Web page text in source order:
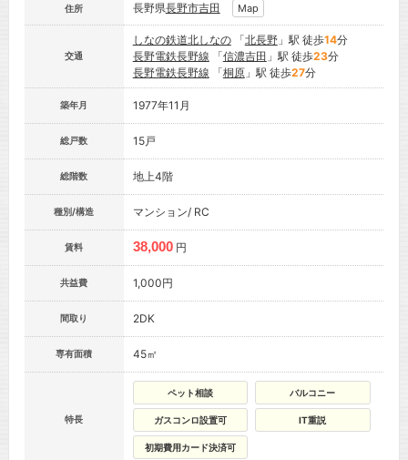
住所 長野県長野市吉田 Map
交通
しなの鉄道北しなの「北長野」駅 徒歩14分
長野電鉄長野線 「信濃吉田 」駅 徒歩23分
長野電鉄長野線 「桐原」駅 徒歩27分
築年月 1977年11月
総戸数 15戸
総階数 地上4階
種別/構造 マンション/ RC
賃料 38,000 円
共益費 1,000円
間取り 2DK
専有面積 45㎡
特長
ペット相談 バルコニー
ガスコンロ設置可 IT重説
初期費用カード決済可